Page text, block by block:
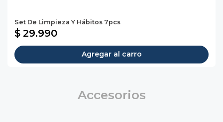
Set De Limpieza Y Hábitos 7pcs
$ 29.990
Agregar al carro
Accesorios